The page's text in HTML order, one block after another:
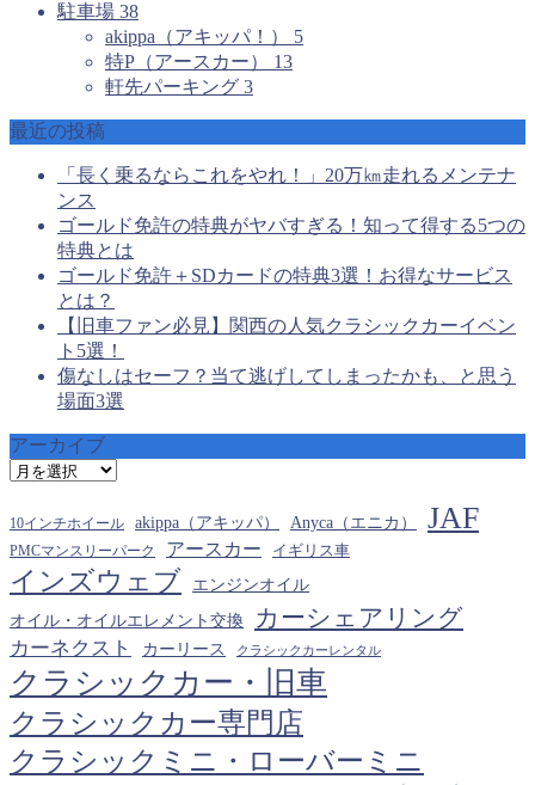
駐車場 38
akippa（アキッパ！） 5
特P（アースカー） 13
軒先パーキング 3
最近の投稿
「長く乗るならこれをやれ！」20万㎞走れるメンテナ
ンス
ゴールド免許の特典がヤバすぎる！知って得する5つの
特典とは
ゴールド免許＋SDカードの特典3選！お得なサービス
とは？
【旧車ファン必見】関西の人気クラシックカーイベン
ト5選！
傷なしはセーフ？当て逃げしてしまったかも、と思う
場面3選
アーカイブ
ア
カ
イ
ブ
10インチホイール akippa（アキッパ） Anyca（エニカ） JAF
PMCマンスリーパーク アースカー イギリス車
インズウェブ エンジンオイル
オイル・オイルエレメント交換 カーシェアリング
カーネクスト カーリース クラシックカーレンタル
クラシックカー・旧車
クラシックカー専門店
クラシックミニ・ローバーミニ